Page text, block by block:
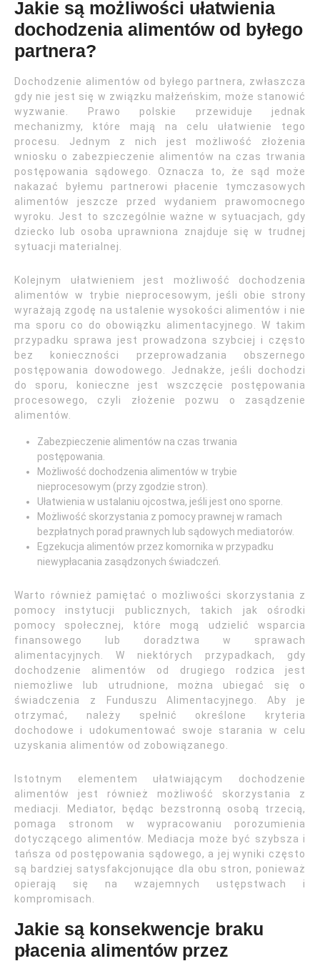
Jakie są możliwości ułatwienia
dochodzenia alimentów od byłego
partnera?
Dochodzenie alimentów od byłego partnera, zwłaszcza
gdy nie jest się w związku małżeńskim, może stanowić
wyzwanie. Prawo polskie przewiduje jednak
mechanizmy, które mają na celu ułatwienie tego
procesu. Jednym z nich jest możliwość złożenia
wniosku o zabezpieczenie alimentów na czas trwania
postępowania sądowego. Oznacza to, że sąd może
nakazać byłemu partnerowi płacenie tymczasowych
alimentów jeszcze przed wydaniem prawomocnego
wyroku. Jest to szczególnie ważne w sytuacjach, gdy
dziecko lub osoba uprawniona znajduje się w trudnej
sytuacji materialnej.
Kolejnym ułatwieniem jest możliwość dochodzenia
alimentów w trybie nieprocesowym, jeśli obie strony
wyrażają zgodę na ustalenie wysokości alimentów i nie
ma sporu co do obowiązku alimentacyjnego. W takim
przypadku sprawa jest prowadzona szybciej i często
bez konieczności przeprowadzania obszernego
postępowania dowodowego. Jednakże, jeśli dochodzi
do sporu, konieczne jest wszczęcie postępowania
procesowego, czyli złożenie pozwu o zasądzenie
alimentów.
Zabezpieczenie alimentów na czas trwania
postępowania.
Możliwość dochodzenia alimentów w trybie
nieprocesowym (przy zgodzie stron).
Ułatwienia w ustalaniu ojcostwa, jeśli jest ono sporne.
Możliwość skorzystania z pomocy prawnej w ramach
bezpłatnych porad prawnych lub sądowych mediatorów.
Egzekucja alimentów przez komornika w przypadku
niewypłacania zasądzonych świadczeń.
Warto również pamiętać o możliwości skorzystania z
pomocy instytucji publicznych, takich jak ośrodki
pomocy społecznej, które mogą udzielić wsparcia
finansowego lub doradztwa w sprawach
alimentacyjnych. W niektórych przypadkach, gdy
dochodzenie alimentów od drugiego rodzica jest
niemożliwe lub utrudnione, można ubiegać się o
świadczenia z Funduszu Alimentacyjnego. Aby je
otrzymać, należy spełnić określone kryteria
dochodowe i udokumentować swoje starania w celu
uzyskania alimentów od zobowiązanego.
Istotnym elementem ułatwiającym dochodzenie
alimentów jest również możliwość skorzystania z
mediacji. Mediator, będąc bezstronną osobą trzecią,
pomaga stronom w wypracowaniu porozumienia
dotyczącego alimentów. Mediacja może być szybsza i
tańsza od postępowania sądowego, a jej wyniki często
są bardziej satysfakcjonujące dla obu stron, ponieważ
opierają się na wzajemnych ustępstwach i
kompromisach.
Jakie są konsekwencje braku
płacenia alimentów przez